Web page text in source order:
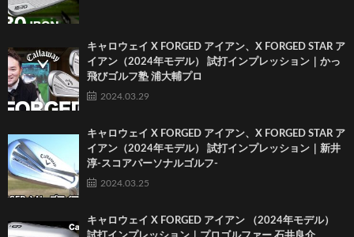
キャロウェイ X FORGED アイアン、X FORGED STAR ア
イアン（2024年モデル） 試打インプレッション｜かっ
飛びゴルフ塾 浦大輔プロ
2024.03.29
キャロウェイ X FORGED アイアン、X FORGED STAR ア
イアン（2024年モデル） 試打インプレッション｜新井
淳-スコアパーソナルゴルフ-
2024.03.25
キャロウェイ X FORGED アイアン （2024年モデル）